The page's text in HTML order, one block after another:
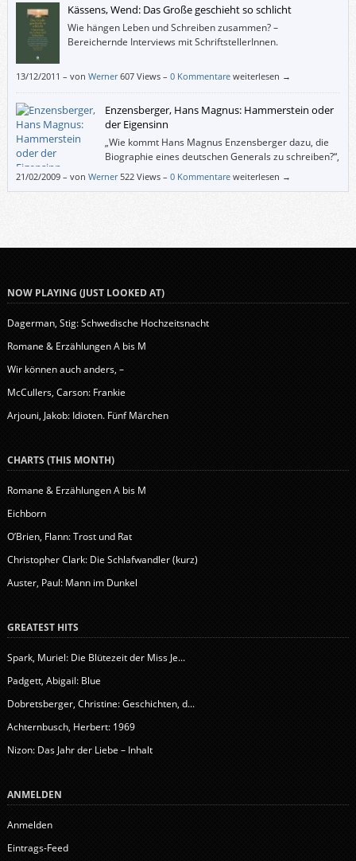
Kässens, Wend: Das Große geschieht so schlicht
Wie hängen Leben und Schreiben zusammen? –
Bereichernde Interviews mit SchriftstellerInnen.
13/12/2011 – von Werner 607 Views – 0 Kommentare weiterlesen →
Enzensberger, Hans Magnus: Hammerstein oder
der Eigensinn
„Wie kommt Hans Magnus Enzensberger dazu, die
Biographie eines deutschen Generals zu schreiben?“,
fragt uns der Verlag, und Enzensberger selbst erklärt
21/02/2009– von Werner 522 Views – 0 Kommentare weiterlesen →
NOW PLAYING (JUST LOOKED AT)
Dagerman, Stig: Schwedische Hochzeitsnacht
Romane & Erzählungen A bis M
Wir können auch anders, –
McCullers, Carson: Frankie
Arjouni, Jakob: Idioten. Fünf Märchen
CHARTS (THIS MONTH)
Romane & Erzählungen A bis M
Eichborn
O’Brien, Flann: Trost und Rat
Christopher Clark: Die Schlafwandler (kurz)
Auster, Paul: Mann im Dunkel
GREATEST HITS
Spark, Muriel: Die Blütezeit der Miss Je...
Padgett, Abigail: Blue
Dobretsberger, Christine: Geschichten, d...
Achternbusch, Herbert: 1969
Nizon: Das Jahr der Liebe – Inhalt
ANMELDEN
Anmelden
Eintrags-Feed